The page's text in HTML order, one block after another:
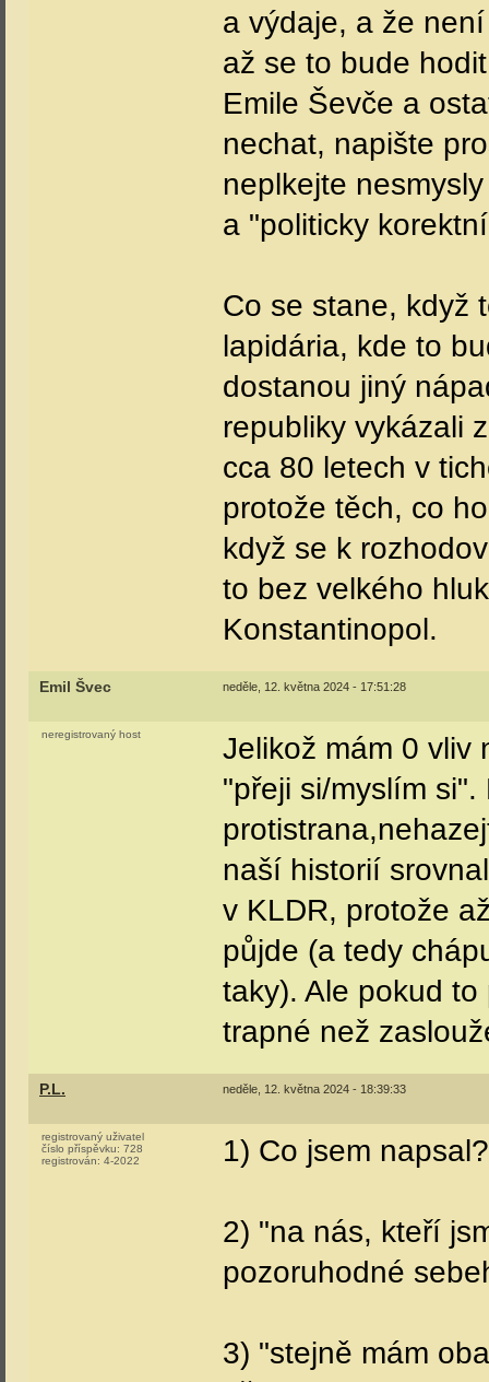
a výdaje, a že
až se to bude
Emile Ševče a
nechat, napište
neplkejte
a "politicky
Co se stane, když
lapidária, kde to
dostanou jiný
republiky vykázali
cca 80 letech v
protože těch, co
když se k
to bez velkého
Konstantinopol.
Emil Švec neděle, 12. května 2024 - 17:51:28
neregistrovaný host
Jelikož mám 0 vliv
"přeji si/myslím
naší historií
v KLDR, protože
půjde (a tedy
taky). Ale pokud
trapné než
P.L. neděle, 12. května 2024 - 18:39:33
registrovaný uživatel
číslo příspěvku: 728
registrován: 4-2022 1) Co jsem
2) "na nás, kteří
pozoruhodné
3) "stejně mám